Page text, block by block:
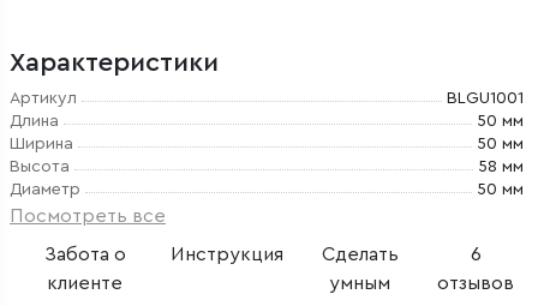
Характеристики
Артикул
BLGU1001
Длина
50 мм
Ширина
50 мм
Высота
58 мм
Диаметр
50 мм
Посмотреть все
Забота о
клиенте
Инструкция
Сделать
умным
6
отзывов